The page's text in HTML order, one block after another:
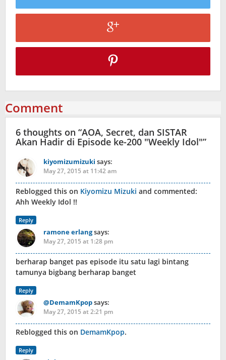
Comment
6 thoughts on “AOA, Secret, dan SISTAR
Akan Hadir di Episode ke-200 "Weekly Idol"”
kiyomizumizuki says:
May 27, 2015 at 11:42 am
Reblogged this on Kiyomizu Mizuki and commented:
Ahh Weekly Idol !!
Reply
ramone erlangsays:
May 27, 2015 at 1:28 pm
berharap banget pas episode itu satu lagi bintang
tamunya bigbang berharap banget
Reply
@DemamKpopsays:
May 27, 2015 at 2:21 pm
Reblogged this on DemamKpop.
Reply